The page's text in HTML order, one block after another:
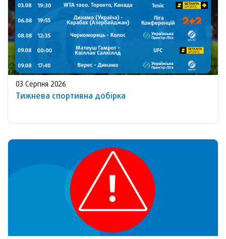
03 Серпня 2026
Тижнева спортивна добірка